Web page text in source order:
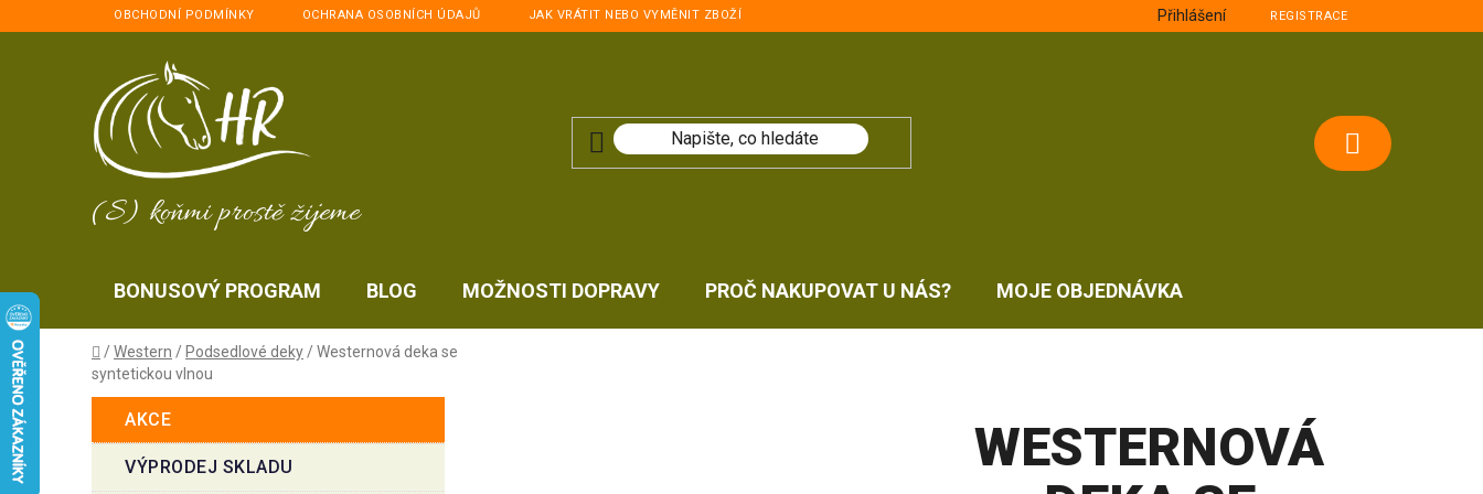
na
OBCHODNÍ PODMÍNKY OCHRANA OSOBNÍCH ÚDAJŮ JAK VRÁTIT NEBO VYMĚNIT ZBOŽÍ Přihlášení REGISTRACE
(S) koňmi prostě žijeme
NÁKUPNÍ
BONUSOVÝ PROGRAM BLOG MOŽNOSTI DOPRAVY PROČ NAKUPOVAT U NÁS? MOJE OBJEDNÁVKA
Domů
/Western / Podsedlové deky /Westernová deka se
syntetickou vlnou
okategorie
AKCE
VÝPRODEJ SKLADU
WESTERNOVÁ